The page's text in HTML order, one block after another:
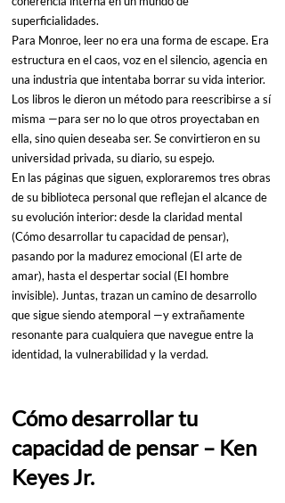
superficialidades.
Para Monroe, leer no era una forma de escape. Era
estructura en el caos, voz en el silencio, agencia en
una industria que intentaba borrar su vida interior.
Los libros le dieron un método para reescribirse a sí
misma —para ser no lo que otros proyectaban en
ella, sino quien deseaba ser. Se convirtieron en su
universidad privada, su diario, su espejo.
En las páginas que siguen, exploraremos tres obras
de su biblioteca personal que reflejan el alcance de
su evolución interior: desde la claridad mental
(Cómo desarrollar tu capacidad de pensar),
pasando por la madurez emocional (El arte de
amar), hasta el despertar social (El hombre
invisible). Juntas, trazan un camino de desarrollo
que sigue siendo atemporal —y extrañamente
resonante para cualquiera que navegue entre la
identidad, la vulnerabilidad y la verdad.
Cómo desarrollar tu
capacidad de pensar – Ken
Keyes Jr.